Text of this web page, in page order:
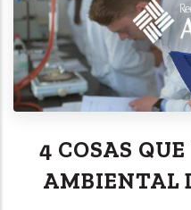
4 COSAS
AMBIENTAL